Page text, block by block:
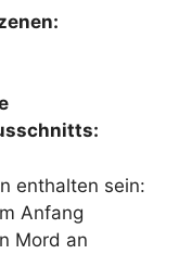
enthalten sein:
Anfang
Mord an